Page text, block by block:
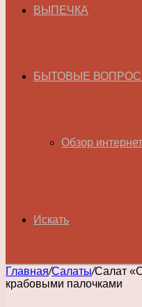
ВЫПЕЧКА
БЫТОВЫЕ
Обзор
Искать
Главная/Салаты/Салат
крабовыми палочками